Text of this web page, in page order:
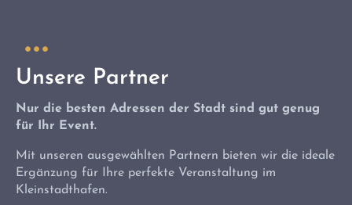
Unsere Partner
Nur die besten Adressen der Stadt sind gut genug
für Ihr Event.
Mit unseren ausgewählten Partnern bieten wir die ideale
Ergänzung für Ihre perfekte Veranstaltung im
Kleinstadthafen.